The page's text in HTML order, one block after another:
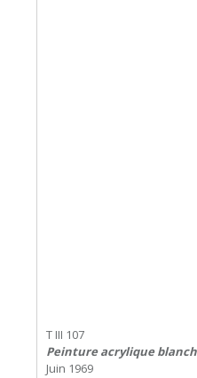
T III 107
Peinture acrylique
Juin 1969